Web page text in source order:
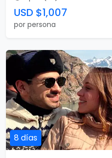
USD $1,007
por persona
8 días